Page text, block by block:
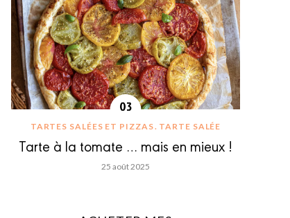
TARTES SALÉES ET PIZZAS TARTE SALÉE
Tarte à la tomate … mais en mieux !
25 août 2025